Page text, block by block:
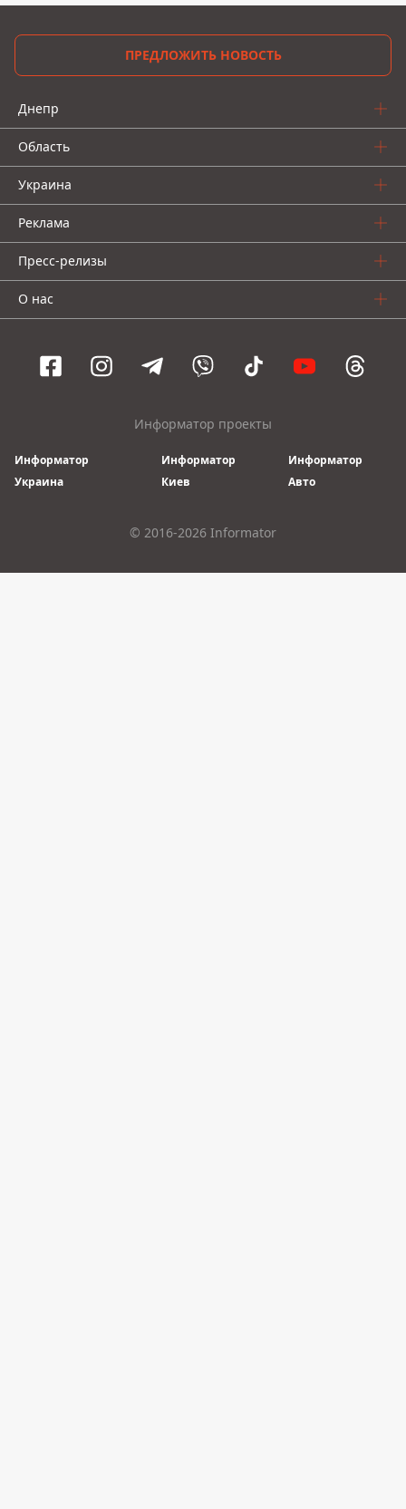
ПРЕДЛОЖИТЬ НОВОСТЬ
Днепр
Область
Украина
Реклама
Пресс-релизы
О нас
Информатор проекты
Информатор
Украина
Информатор
Киев
Информатор
Авто
© 2016-2026 Informator